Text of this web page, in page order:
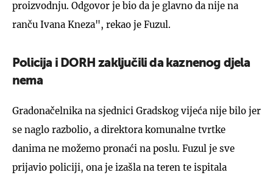
proizvodnju. Odgovor je bio da je glavno da nije na
ranču Ivana Kneza", rekao je Fuzul.
Policija i DORH zaključili da kaznenog djela
nema
Gradonačelnika na sjednici Gradskog vijeća nije bilo jer
se naglo razbolio, a direktora komunalne tvrtke
danima ne možemo pronaći na poslu. Fuzul je sve
prijavio policiji, ona je izašla na teren te ispitala